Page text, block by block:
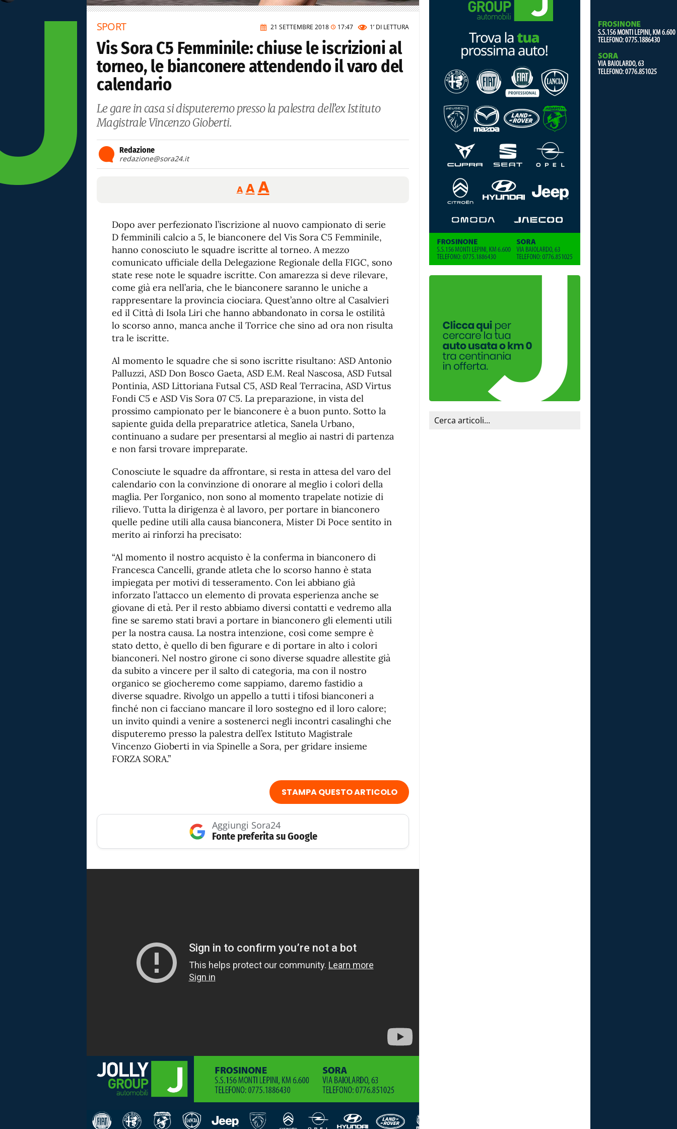
21 SETTEMBRE 2018 17:47 1’ DI LETTURA
SPORT
Vis Sora C5 Femminile: chiuse le iscrizioni al
torneo, le bianconere attendendo il varo del
calendario
Le gare in casa si disputeremo presso la palestra dell’ex Istituto
Magistrale Vincenzo Gioberti.
Redazione
redazione@sora24.it
A
Reducir
tamaño
A Restablecer
tamaño
de
fuente
AAumentar
de
fuente.
Dopo aver perfezionato l’iscrizione al nuovo campionato di serie
D femminili calcio a 5, le bianconere del Vis Sora C5 Femminile,
hanno conosciuto le squadre iscritte al torneo. A mezzo
comunicato ufficiale della Delegazione Regionale della FIGC, sono
state rese note le squadre iscritte. Con amarezza si deve rilevare,
come già era nell’aria, che le bianconere saranno le uniche a
rappresentare la provincia ciociara. Quest’anno oltre al Casalvieri
ed il Città di Isola Liri che hanno abbandonato in corsa le ostilità
lo scorso anno, manca anche il Torrice che sino ad ora non risulta
tra le iscritte.
Al momento le squadre che si sono iscritte risultano: ASD Antonio
Palluzzi, ASD Don Bosco Gaeta, ASD E.M. Real Nascosa, ASD Futsal
Pontinia, ASD Littoriana Futsal C5, ASD Real Terracina, ASD Virtus
Fondi C5 e ASD Vis Sora 07 C5. La preparazione, in vista del
prossimo campionato per le bianconere è a buon punto. Sotto la
sapiente guida della preparatrice atletica, Sanela Urbano,
continuano a sudare per presentarsi al meglio ai nastri di partenza
e non farsi trovare impreparate.
Conosciute le squadre da affrontare, si resta in attesa del varo del
calendario con la convinzione di onorare al meglio i colori della
maglia. Per l’organico, non sono al momento trapelate notizie di
rilievo. Tutta la dirigenza è al lavoro, per portare in bianconero
quelle pedine utili alla causa bianconera, Mister Di Poce sentito in
merito ai rinforzi ha precisato:
“Al momento il nostro acquisto è la conferma in bianconero di
Francesca Cancelli, grande atleta che lo scorso hanno è stata
impiegata per motivi di tesseramento. Con lei abbiano già
inforzato l’attacco un elemento di provata esperienza anche se
giovane di età. Per il resto abbiamo diversi contatti e vedremo alla
fine se saremo stati bravi a portare in bianconero gli elementi utili
per la nostra causa. La nostra intenzione, così come sempre è
stato detto, è quello di ben figurare e di portare in alto i colori
bianconeri. Nel nostro girone ci sono diverse squadre allestite già
da subito a vincere per il salto di categoria, ma con il nostro
organico se giocheremo come sappiamo, daremo fastidio a
diverse squadre. Rivolgo un appello a tutti i tifosi bianconeri a
finché non ci facciano mancare il loro sostegno ed il loro calore;
un invito quindi a venire a sostenerci negli incontri casalinghi che
disputeremo presso la palestra dell’ex Istituto Magistrale
Vincenzo Gioberti in via Spinelle a Sora, per gridare insieme
FORZA SORA.”
STAMPA QUESTO ARTICOLO
Aggiungi Sora24
Fonte preferita su Google